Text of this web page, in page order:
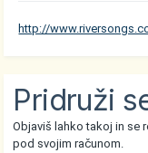
http://
Pridruži
Objaviš lahko takoj in se
pod svojim računom.